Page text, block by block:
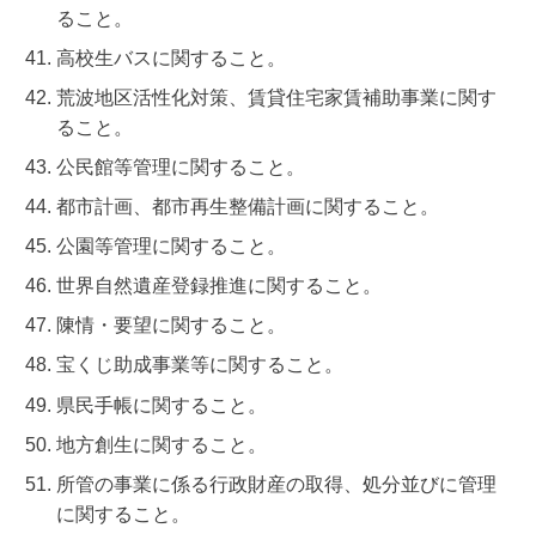
ること。
高校生バスに関すること。
荒波地区活性化対策、賃貸住宅家賃補助事業に関す
ること。
公民館等管理に関すること。
都市計画、都市再生整備計画に関すること。
公園等管理に関すること。
世界自然遺産登録推進に関すること。
陳情・要望に関すること。
宝くじ助成事業等に関すること。
県民手帳に関すること。
地方創生に関すること。
所管の事業に係る行政財産の取得、処分並びに管理
に関すること。